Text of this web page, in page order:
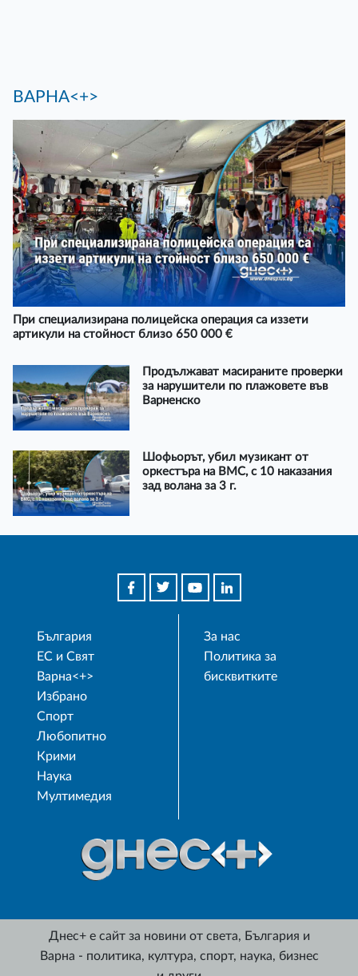
ВАРНА<+>
При специализирана полицейска операция са иззети
артикули на стойност близо 650 000 €
Продължават масираните проверки
за нарушители по плажовете във
Варненско
Шофьорът, убил музикант от
оркестъра на ВМС, с 10 наказания
зад волана за 3 г.
България
ЕС и Свят
Варна<+>
Избрано
Спорт
Любопитно
Крими
Наука
Мултимедия
За нас
Политика за
бисквитките
Днес+ е сайт за новини от света, България и
Варна - политика, култура, спорт, наука, бизнес